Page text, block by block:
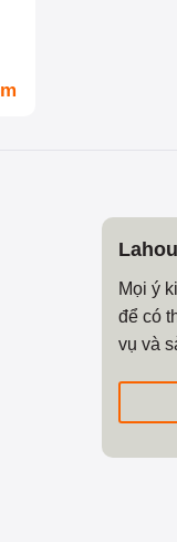
Mọi ý
để có
vụ và